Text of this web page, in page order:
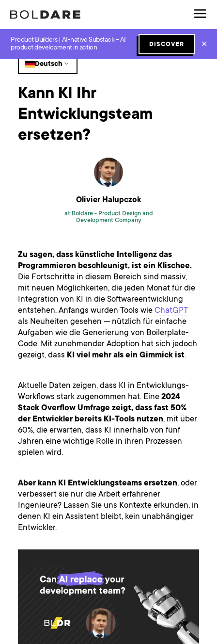
Product Builders | AI-native Substack – AI
product development in action
DISCOVER ✕
Home Blog GenAI
Deutsch
Kann KI Ihr
Entwicklungsteam
ersetzen?
Olivier Halupczok
at Boldare - Product Design and
Development Company
Zu sagen, dass künstliche Intelligenz das
Programmieren beschleunigt, ist ein Klischee.
Die Fortschritte in diesem Bereich sind massiv,
mit neuen Möglichkeiten, die jeden Monat für die
Integration von KI in die Softwareentwicklung
entstehen. Anfangs wurden Tools wieChatGPT
als Neuheiten gesehen — nützlich für einfache
Aufgaben wie die Generierung von Boilerplate-
Code. Mit zunehmender Adoption hat sich jedoch
gezeigt, dass KI viel mehr als ein Gimmick ist.
Aktuelle Daten zeigen, dass KI in Entwicklungs-
Workflows stark zugenommen hat. Eine2024
Stack Overflow Umfrage zeigt, dass fast 50%
der Entwickler bereits KI-Tools nutzen, mit über
60%, die erwarten, dass KI innerhalb von fünf
Jahren eine wichtige Rolle in ihren Prozessen
spielen wird.
Aber kann KI Entwicklungsteams ersetzen, oder
verbessert sie nur die Arbeit erfahrener
Ingenieure? Lassen Sie uns Kontexte erkunden, in
denen KI ein Assistent bleibt, kein unabhängiger
Entwickler.